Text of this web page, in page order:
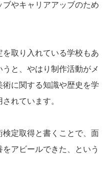
やキャリアアッブのため
取り入れている学校もあ
と、やはり制作活動がメ
に関する知識や歴史を学
れています。
定取得と書くことで、面
アビールできた、という